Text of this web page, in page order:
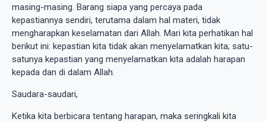
masing-masing. Barang siapa yang percaya pada
kepastiannya sendiri, terutama dalam hal materi, tidak
mengharapkan keselamatan dari Allah. Mari kita perhatikan hal
berikut ini: kepastian kita tidak akan menyelamatkan kita; satu-
satunya kepastian yang menyelamatkan kita adalah harapan
kepada dan di dalam Allah.
Saudara-saudari,
Ketika kita berbicara tentang harapan, maka seringkali kita